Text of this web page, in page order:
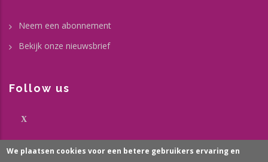
Neem een abonnement
Bekijk onze nieuwsbrief
Follow us
X
We plaatsen cookies voor een betere gebruikers ervaring en